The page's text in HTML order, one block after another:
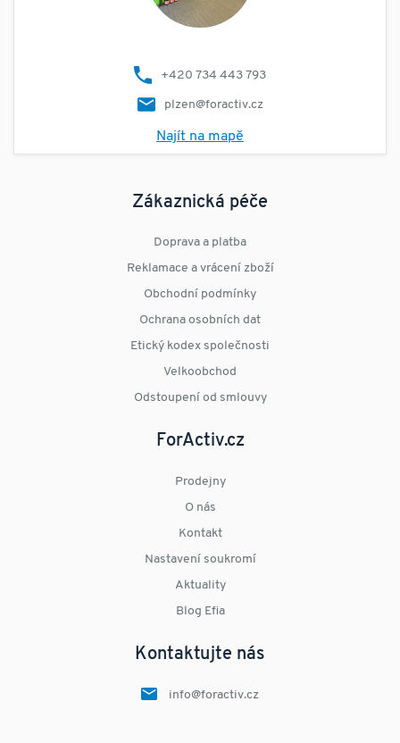
+420 734 443 793
plzen@foractiv.cz
Najít na mapě
Zákaznická péče
Doprava a platba
Reklamace a vrácení zboží
Obchodní podmínky
Ochrana osobních dat
Etický kodex společnosti
Velkoobchod
Odstoupení od smlouvy
ForActiv.cz
Prodejny
O nás
Kontakt
Nastavení soukromí
Aktuality
Blog Efia
Kontaktujte nás
info@foractiv.cz